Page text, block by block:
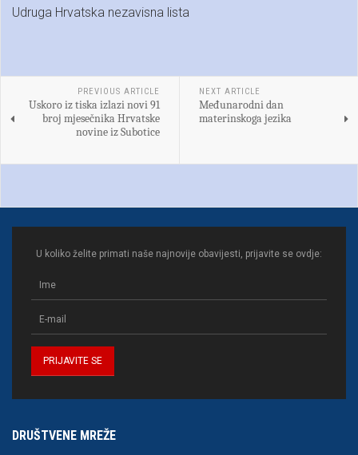
Udruga Hrvatska nezavisna lista
PREVIOUS ARTICLE
Uskoro iz tiska izlazi novi 91
broj mjesečnika Hrvatske
novine iz Subotice
NEXT ARTICLE
Međunarodni dan
materinskoga jezika
U koliko želite primati naše najnovije obavijesti, prijavite se ovdje:
DRUŠTVENE MREŽE